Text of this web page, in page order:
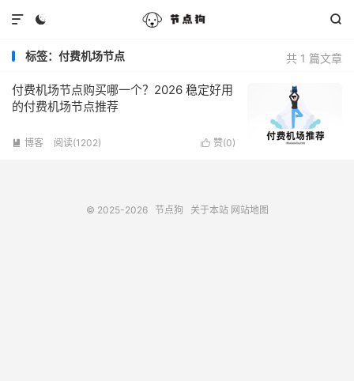
 

共 1 篇文章
标签：付费机场节点
付费机场节点购买哪一个？2026 稳定好用
的付费机场节点推荐
 赞(0)
 博客 阅读(1202)
© 2025-2026 节点狗 关于本站 网站地图